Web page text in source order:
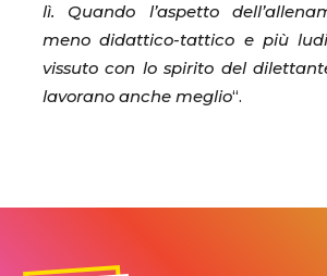
lì. Quando l’aspetto
meno didattico-tattico e più
vissuto con lo spirito del
lavorano anche meglio“.